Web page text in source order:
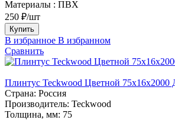
Материалы : ПВХ
250 ₽/шт
Купить
В избранное В избранном
Сравнить
Плинтус Teckwood Цветной 75х16х2000
Страна: Россия
Производитель: Teckwood
Толщина, мм: 75